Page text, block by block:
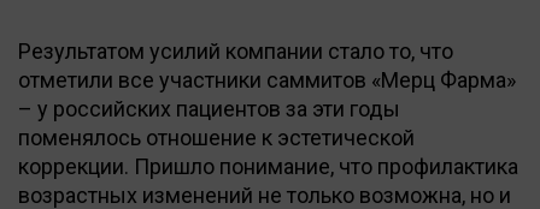
Результатом усилий компании стало то, что
отметили все участники саммитов «Мерц Фарма»
– у российских пациентов за эти годы
поменялось отношение к эстетической
коррекции. Пришло понимание, что профилактика
возрастных изменений не только возможна, но и